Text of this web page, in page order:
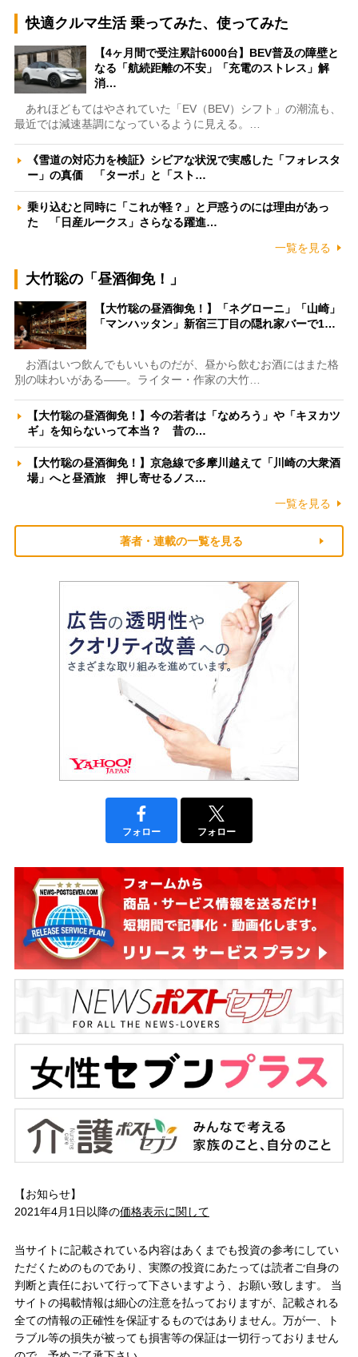
快適クルマ生活 乗ってみた、使ってみた
【4ヶ月間で受注累計6000台】BEV普及の障壁と
なる「航続距離の不安」「充電のストレス」解
消…
あれほどもてはやされていた「EV（BEV）シフト」の潮流も、
最近では減速基調になっているように見える。…
《雪道の対応力を検証》シビアな状況で実感した「フォレスタ
ー」の真価 「ターボ」と「スト…
乗り込むと同時に「これが軽？」と戸惑うのには理由があっ
た 「日産ルークス」さらなる躍進…
一覧を見る
大竹聡の「昼酒御免！」
【大竹聡の昼酒御免！】「ネグローニ」「山崎」
「マンハッタン」新宿三丁目の隠れ家バーで1…
お酒はいつ飲んでもいいものだが、昼から飲むお酒にはまた格
別の味わいがある――。ライター・作家の大竹…
【大竹聡の昼酒御免！】今の若者は「なめろう」や「キヌカツ
ギ」を知らないって本当？ 昔の…
【大竹聡の昼酒御免！】京急線で多摩川越えて「川崎の大衆酒
場」へと昼酒旅 押し寄せるノス…
一覧を見る
著者・連載の一覧を見る
フォロー フォロー
【お知らせ】
2021年4月1日以降の価格表示に関して
当サイトに記載されている内容はあくまでも投資の参考にしてい
ただくためのものであり、実際の投資にあたっては読者ご自身の
判断と責任において行って下さいますよう、お願い致します。 当
サイトの掲載情報は細心の注意を払っておりますが、記載される
全ての情報の正確性を保証するものではありません。万が一、ト
ラブル等の損失が被っても損害等の保証は一切行っておりません